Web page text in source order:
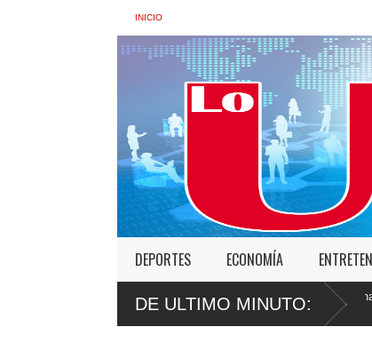
INICIO
DEPORTES ECONOMÍA
DE ULTIMO MINUTO:
vamos a desistir en nuestro empeño de transformar la Policía”, y